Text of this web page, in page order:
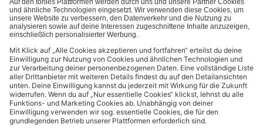
Bezahlmethoden:
Links zu sozialen Netzwerken